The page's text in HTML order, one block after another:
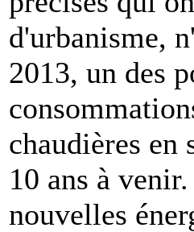
d'urbanisme,
2013, un des
chaudières en
10 ans à
nouvelles